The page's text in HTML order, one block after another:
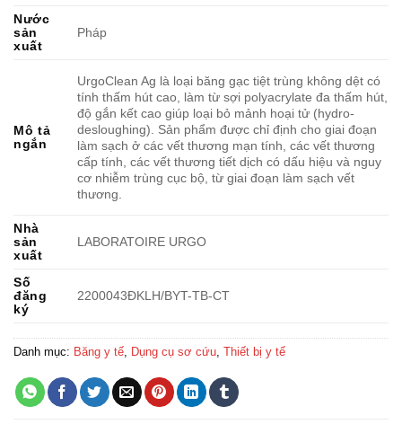
Nước
sản
xuất
Pháp
Mô tả
ngắn
UrgoClean Ag là loại băng gạc tiệt trùng không dệt có
tính thấm hút cao, làm từ sợi polyacrylate đa thấm hút,
độ gắn kết cao giúp loại bỏ mảnh hoại tử (hydro-
desloughing). Sản phẩm được chỉ định cho giai đoạn
làm sạch ở các vết thương mạn tính, các vết thương
cấp tính, các vết thương tiết dịch có dấu hiệu và nguy
cơ nhiễm trùng cục bộ, từ giai đoạn làm sạch vết
thương.
Nhà
sản
xuất
LABORATOIRE URGO
Số
đăng
ký
2200043ĐKLH/BYT-TB-CT
Danh mục: Băng y tế Dụng cụ sơ cứu Thiết bị y tế